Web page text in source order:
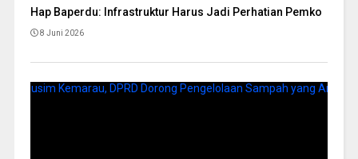
Hap Baperdu: Infrastruktur Harus Jadi Perhatian Pemko
8 Juni 2026